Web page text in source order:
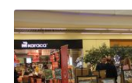
24.01.2024